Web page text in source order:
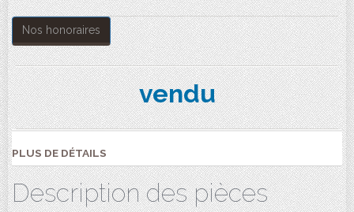
Nos honoraires
vendu
PLUS DE DÉTAILS
Description des pièces